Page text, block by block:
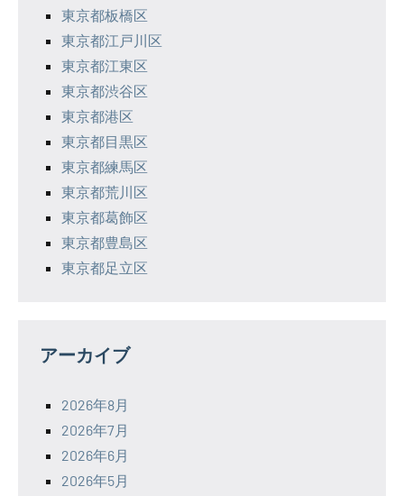
東京都板橋区
東京都江戸川区
東京都江東区
東京都渋谷区
東京都港区
東京都目黒区
東京都練馬区
東京都荒川区
東京都葛飾区
東京都豊島区
東京都足立区
アーカイブ
2026年8月
2026年7月
2026年6月
2026年5月